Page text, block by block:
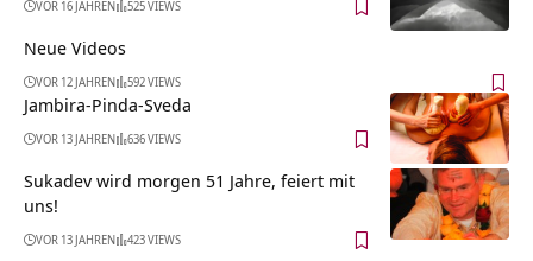
VOR 16 JAHREN 525 VIEWS
Neue Videos
VOR 12 JAHREN 592 VIEWS
Jambira-Pinda-Sveda
VOR 13 JAHREN 636 VIEWS
Sukadev wird morgen 51 Jahre, feiert mit
uns!
VOR 13 JAHREN 423 VIEWS